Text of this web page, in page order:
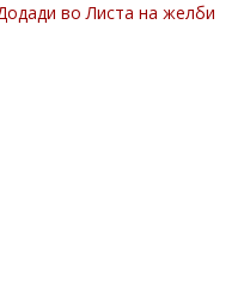
во Листа на желби